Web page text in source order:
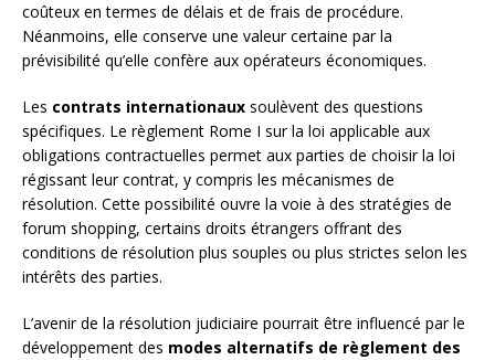
coûteux en termes de délais et de frais de procédure.
Néanmoins, elle conserve une valeur certaine par la
prévisibilité qu’elle confère aux opérateurs économiques.
Les contrats internationaux soulèvent des questions
spécifiques. Le règlement Rome I sur la loi applicable aux
obligations contractuelles permet aux parties de choisir la loi
régissant leur contrat, y compris les mécanismes de
résolution. Cette possibilité ouvre la voie à des stratégies de
forum shopping, certains droits étrangers offrant des
conditions de résolution plus souples ou plus strictes selon les
intérêts des parties.
L’avenir de la résolution judiciaire pourrait être influencé par le
développement des modes alternatifs de règlement des